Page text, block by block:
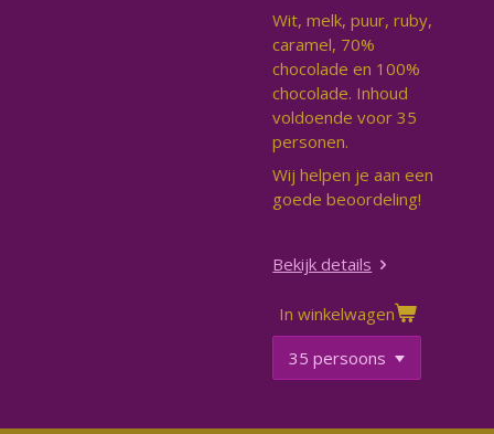
Wit, melk, puur, ruby,
caramel, 70%
chocolade en 100%
chocolade. Inhoud
voldoende voor 35
personen.
Wij helpen je aan een
goede beoordeling!
Bekijk details
In winkelwagen